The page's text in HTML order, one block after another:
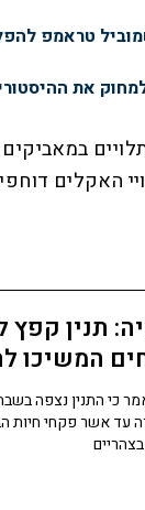
טראמפ
את
האקלים
תנין קפץ
המשיכו
המלון אמר כי התנין
עד אשר פקחי חיות